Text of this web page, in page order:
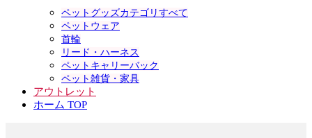
ペットグッズカテゴリすべて
ペットウェア
首輪
リード・ハーネス
ペットキャリーバック
ペット雑貨・家具
アウトレット
ホーム TOP